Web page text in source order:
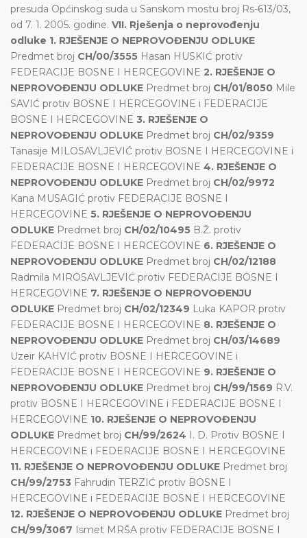
presuda Općinskog suda u Sanskom mostu broj Rs-613/03,
od 7. 1. 2005. godine. VII. Rješenja o neprovođenju
odluke 1. RJEŠENJE O NEPROVOĐENJU ODLUKE
Predmet broj CH/00/3555 Hasan HUSKIĆ protiv
FEDERACIJE BOSNE I HERCEGOVINE 2. RJEŠENJE O
NEPROVOĐENJU ODLUKE Predmet broj CH/01/8050 Mile
SAVIĆ protiv BOSNE I HERCEGOVINE i FEDERACIJE
BOSNE I HERCEGOVINE 3. RJEŠENJE O
NEPROVOĐENJU ODLUKE Predmet broj CH/02/9359
Tanasije MILOSAVLJEVIĆ protiv BOSNE I HERCEGOVINE i
FEDERACIJE BOSNE I HERCEGOVINE 4. RJEŠENJE O
NEPROVOĐENJU ODLUKE Predmet broj CH/02/9972
Kana MUSAGIĆ protiv FEDERACIJE BOSNE I
HERCEGOVINE 5. RJEŠENJE O NEPROVOĐENJU
ODLUKE Predmet broj CH/02/10495 B.Ž. protiv
FEDERACIJE BOSNE I HERCEGOVINE 6. RJEŠENJE O
NEPROVOĐENJU ODLUKE Predmet broj CH/02/12188
Radmila MIROSAVLJEVIĆ protiv FEDERACIJE BOSNE I
HERCEGOVINE 7. RJEŠENJE O NEPROVOĐENJU
ODLUKE Predmet broj CH/02/12349 Luka KAPOR protiv
FEDERACIJE BOSNE I HERCEGOVINE 8. RJEŠENJE O
NEPROVOĐENJU ODLUKE Predmet broj CH/03/14689
Uzeir KAHVIĆ protiv BOSNE I HERCEGOVINE i
FEDERACIJE BOSNE I HERCEGOVINE 9. RJEŠENJE O
NEPROVOĐENJU ODLUKE Predmet broj CH/99/1569 R.V.
protiv BOSNE I HERCEGOVINE i FEDERACIJE BOSNE I
HERCEGOVINE 10. RJEŠENJE O NEPROVOĐENJU
ODLUKE Predmet broj CH/99/2624 I. D. Protiv BOSNE I
HERCEGOVINE i FEDERACIJE BOSNE I HERCEGOVINE
11. RJEŠENJE O NEPROVOĐENJU ODLUKE Predmet broj
CH/99/2753 Fahrudin TERZIĆ protiv BOSNE I
HERCEGOVINE i FEDERACIJE BOSNE I HERCEGOVINE
12. RJEŠENJE O NEPROVOĐENJU ODLUKE Predmet broj
CH/99/3067 Ismet MRŠA protiv FEDERACIJE BOSNE I